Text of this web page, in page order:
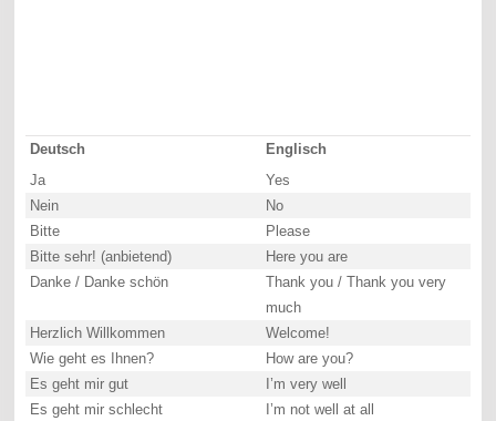
Deutsch
Englisch
Ja
Yes
Nein
No
Bitte
Please
Bitte sehr! (anbietend)
Here you are
Danke / Danke schön
Thank you / Thank you very
much
Herzlich Willkommen
Welcome!
Wie geht es Ihnen?
How are you?
Es geht mir gut
I’m very well
Es geht mir schlecht
I’m not well at all